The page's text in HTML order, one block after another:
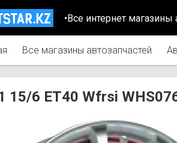
•Все интернет магазины
Все магазины автозапчастей
15/6 ET40 Wfrsi